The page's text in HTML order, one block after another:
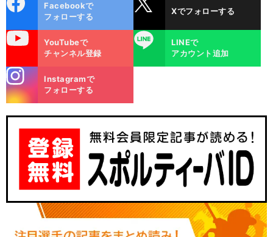
ok
Facebookで
フォローする
Xでフォローする
YouTubeで
チャンネル登録
LINE
LINEで
アカウント追加
m
Instagramで
フォローする